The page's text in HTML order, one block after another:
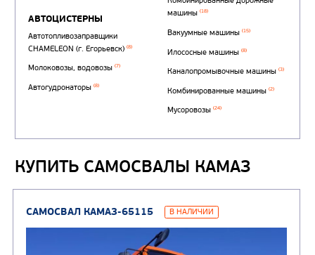
КУПИТЬ САМОСВАЛЫ КАМАЗ